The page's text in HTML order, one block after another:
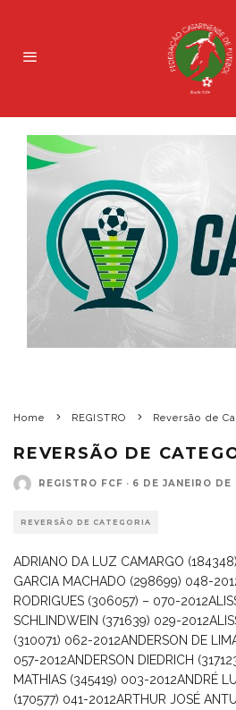
Home REGISTRO Reversão de
REVERSÃO DE
REGISTRO FCF · 6 DE JANEIRO DE
REVERSÃO DE CATEGORIA
ADRIANO DA LUZ CAMARGO
GARCIA MACHADO (298699) 048-
RODRIGUES (306057) – 070-2012
SCHLINDWEIN (371639) 029-2012
(310071) 062-2012ANDERSON DE
057-2012ANDERSON DIEDRICH
MATHIAS (345419) 003-2012ANDRÉ
(170577) 041-2012ARTHUR JOSÉ